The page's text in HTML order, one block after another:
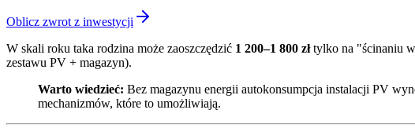
Oblicz zwrot z inwestycji
W skali roku taka rodzina może zaoszczędzić 1 200–1 800 złtylko na "ścinaniu
zestawu PV + magazyn).
Warto wiedzieć: Bez magazynu energii autokonsumpcja instalacji PV
mechanizmów, które to umożliwiają.